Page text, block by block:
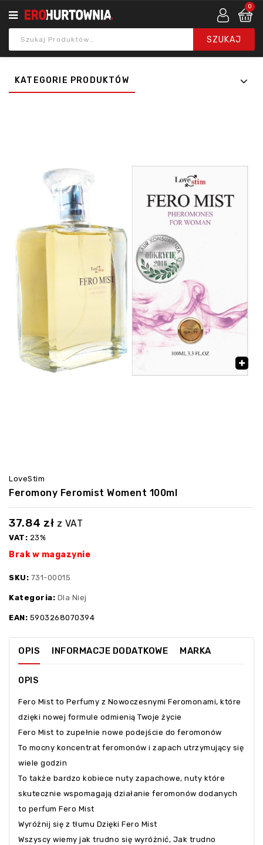
0
KATEGORIE PRODUKTÓW
🔍
LoveStim
Feromony Feromist Woment 100ml
37.84 zł z VAT
VAT: 23%
Brak w magazynie
SKU: 731-00015
Kategoria: Dla Niej
EAN: 5903268070394
OPIS INFORMACJE DODATKOWE MARKA
OPIS
Fero Mist to Perfumy z Nowoczesnymi Feromonami, które
dzięki nowej formule odmienią Twoje życie
Fero Mist to zupełnie nowe podejście do feromonów
To mocny koncentrat feromonów i zapach utrzymujący się
wiele godzin
To także bardzo kobiece nuty zapachowe, nuty które
skutecznie wspomagają działanie feromonów dodanych
to perfum Fero Mist
Wyróżnij się z tłumu Dzięki Fero Mist
Wszyscy wiemy jak trudno się wyróżnić, Jak trudno